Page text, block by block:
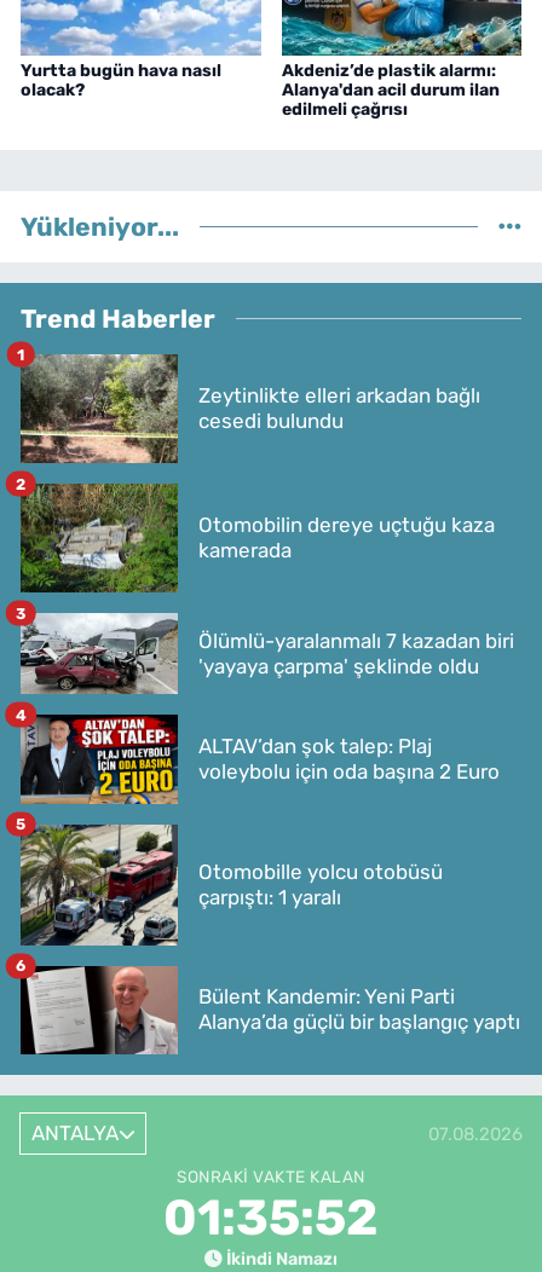
Yurtta bugün hava nasıl
olacak?
Akdeniz’de plastik alarmı:
Alanya'dan acil durum ilan
edilmeli çağrısı
Yükleniyor...
Trend Haberler
Zeytinlikte elleri arkadan bağlı
cesedi bulundu
1
Otomobilin dereye uçtuğu kaza
kamerada
2
Ölümlü-yaralanmalı 7 kazadan biri
'yayaya çarpma' şeklinde oldu
3
ALTAV’dan şok talep: Plaj
voleybolu için oda başına 2 Euro
4
Otomobille yolcu otobüsü
çarpıştı: 1 yaralı
5
Bülent Kandemir: Yeni Parti
Alanya’da güçlü bir başlangıç yaptı
6
ANTALYA 07.08.2026
SONRAKI VAKTE KALAN
01:35:52
İkindi Namazı